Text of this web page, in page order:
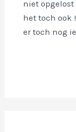
niet
het toch ook
er toch nog